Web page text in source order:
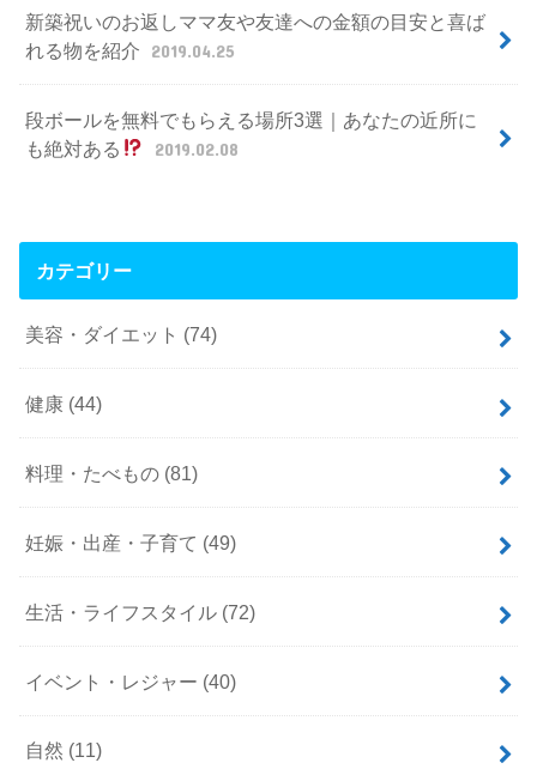
新築祝いのお返しママ友や友達への金額の目安と喜ば
れる物を紹介
2019.04.25
段ボールを無料でもらえる場所3選｜あなたの近所に
も絶対ある
2019.02.08
カテゴリー
美容・ダイエット (74)
健康 (44)
料理・たべもの (81)
妊娠・出産・子育て (49)
生活・ライフスタイル (72)
イベント・レジャー (40)
自然 (11)